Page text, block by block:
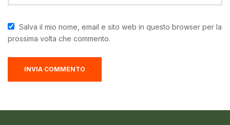
Salva il mio nome, email e sito web in questo browser per la
prossima volta che commento.